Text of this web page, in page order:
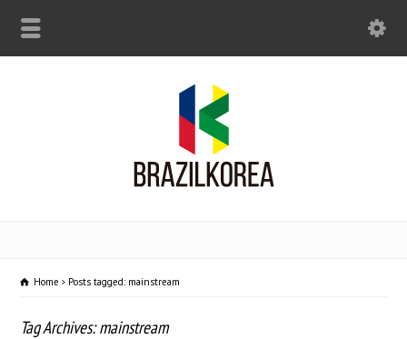
Home Posts tagged: mainstream
Tag Archives: mainstream